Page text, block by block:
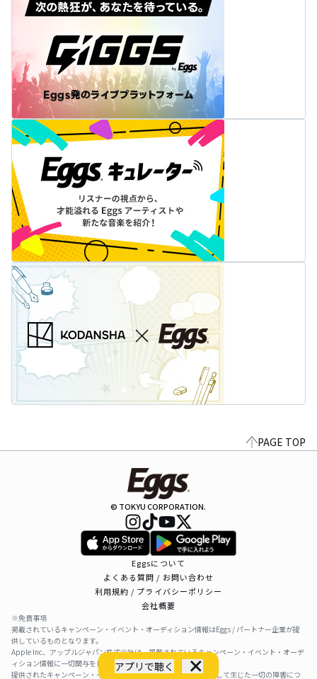
アプリで聴く
PAGE TOP
© TOKYU CORPORATION.
Eggsについて
よくある質問 / お問い合わせ
利用規約 / プライバシーポリシー
会社概要
※免責事項
掲載されているキャンペーン・イベント・オーディション情報はEggs / パートナー企業が提
供しているものとなります。
Apple Inc、アップルジャパン株式会社は、掲載されているキャンペーン・イベント・オーデ
ィション情報に一切関与をしておりません。
提供されたキャンペーン・イベント・オーディション情報を利用して生じた一切の障害につ